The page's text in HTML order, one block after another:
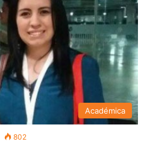
Académica
802